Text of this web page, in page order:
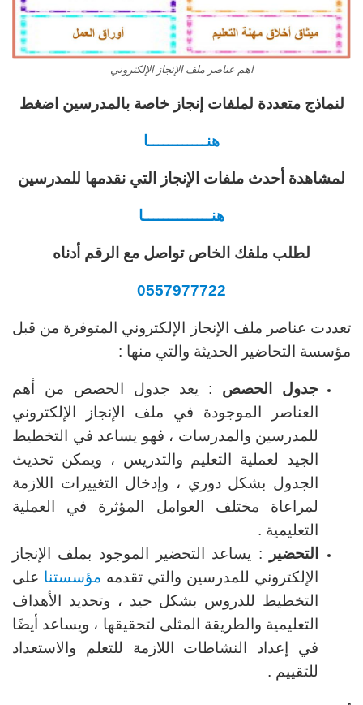
اهم عناصر ملف الإنجاز الإلكتروني
لنماذج متعددة لملفات إنجاز خاصة بالمدرسين اضغط
هنــــــــــــا
لمشاهدة أحدث ملفات الإنجاز التي نقدمها للمدرسين
هنــــــــــــــا
لطلب ملفك الخاص تواصل مع الرقم أدناه
0557977722
تعددت عناصر ملف الإنجاز الإلكتروني المتوفرة من قبل
مؤسسة التحاضير الحديثة والتي منها :
جدول الحصص : يعد جدول الحصص من أهم
العناصر الموجودة في ملف الإنجاز الإلكتروني
للمدرسين والمدرسات ، فهو يساعد في التخطيط
الجيد لعملية التعليم والتدريس ، ويمكن تحديث
الجدول بشكل دوري ، وإدخال التغييرات اللازمة
لمراعاة مختلف العوامل المؤثرة في العملية
التعليمية .
التحضير
: يساعد التحضير الموجود بملف الإنجاز
الإلكتروني للمدرسين والتي تقدمه مؤسستنا على
التخطيط للدروس بشكل جيد ، وتحديد الأهداف
التعليمية والطريقة المثلى لتحقيقها ، ويساعد أيضًا
في إعداد النشاطات اللازمة للتعلم والاستعداد
للتقييم .